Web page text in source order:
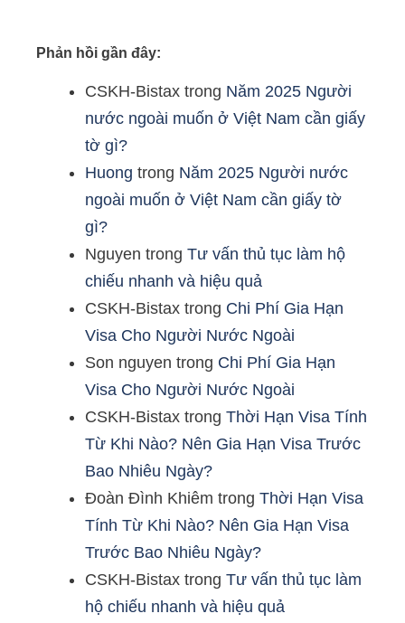
Phản hồi gần đây:
CSKH-Bistax trong Năm 2025 Người
nước ngoài muốn ở Việt Nam cần giấy
tờ gì?
Huong trong Năm 2025 Người nước
ngoài muốn ở Việt Nam cần giấy tờ
gì?
Nguyen trong Tư vấn thủ tục làm hộ
chiếu nhanh và hiệu quả
CSKH-Bistax trong Chi Phí Gia Hạn
Visa Cho Người Nước Ngoài
Son nguyen trong Chi Phí Gia Hạn
Visa Cho Người Nước Ngoài
CSKH-Bistax trong Thời Hạn Visa Tính
Từ Khi Nào? Nên Gia Hạn Visa Trước
Bao Nhiêu Ngày?
Đoàn Đình Khiêm trong Thời Hạn Visa
Tính Từ Khi Nào? Nên Gia Hạn Visa
Trước Bao Nhiêu Ngày?
CSKH-Bistax trong Tư vấn thủ tục làm
hộ chiếu nhanh và hiệu quả